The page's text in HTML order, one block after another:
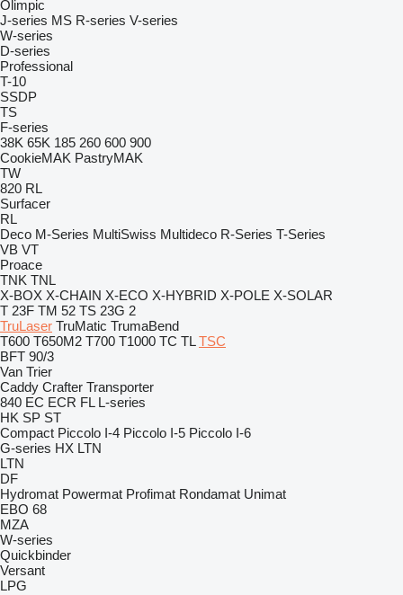
Olimpic
J-series MS R-series V-series
W-series
D-series
Professional
T-10
SSDP
TS
F-series
38K 65K 185 260 600 900
CookieMAK PastryMAK
TW
820 RL
Surfacer
RL
Deco M-Series MultiSwiss Multideco R-Series T-Series
VB VT
Proace
TNK TNL
X-BOX X-CHAIN X-ECO X-HYBRID X-POLE X-SOLAR
T 23F TM 52 TS 23G 2
TruLaser TruMatic TrumaBend
T600 T650M2 T700 T1000 TC TL TSC
BFT 90/3
Van Trier
Caddy Crafter Transporter
840 EC ECR FL L-series
HK SP ST
Compact Piccolo I-4 Piccolo I-5 Piccolo I-6
G-series HX LTN
LTN
DF
Hydromat Powermat Profimat Rondamat Unimat
EBO 68
MZA
W-series
Quickbinder
Versant
LPG